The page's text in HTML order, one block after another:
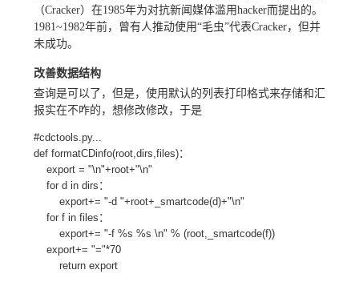
（Cracker）在1985年为对抗新闻媒体滥用hacker而提出的。
1981~1982年前，曾有人推动使用“毛虫”代表Cracker，但并
未成功。
改善数据结构
查询是可以了，但是，使用默认的列表打印格式来存储和汇
报实在不咋的，想修改修改，于是
#cdctools.py...
def formatCDinfo(root,dirs,files)：
export = "\n"+root+"\n"
for d in dirs：
export+= "-d "+root+_smartcode(d)+"\n"
for f in files：
export+= "-f %s %s \n" % (root,_smartcode(f))
export+= "="*70
return export